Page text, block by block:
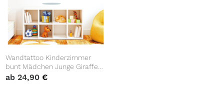
Wandtattoo Kinderzimmer
bunt Mädchen Junge Giraffe
Wolken Möwen Vögel
ab24,90€